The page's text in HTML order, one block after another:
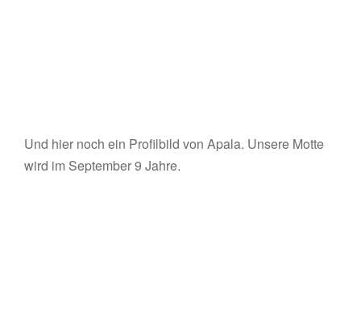
Und hier noch ein Profilbild von Apala. Unsere Motte
wird im September 9 Jahre.